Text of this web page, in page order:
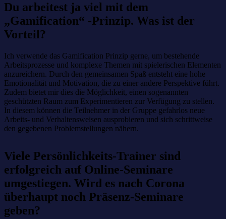
Du arbeitest ja viel mit dem
„Gamification“ -Prinzip. Was ist der
Vorteil?
Ich verwende das Gamification Prinzip gerne, um bestehende
Arbeitsprozesse und komplexe Themen mit spielerischen Elementen
anzureichern. Durch den gemeinsamen Spaß entsteht eine hohe
Emotionalität und Motivation, die zu einer andere Perspektive führt.
Zudem bietet mir dies die Möglichkeit, einen sogenannten
geschützten Raum zum Experimentieren zur Verfügung zu stellen.
In diesem können die Teilnehmer in der Gruppe gefahrlos neue
Arbeits- und Verhaltensweisen ausprobieren und sich schrittweise
den gegebenen Problemstellungen nähern.
Viele Persönlichkeits-Trainer sind
erfolgreich auf Online-Seminare
umgestiegen. Wird es nach Corona
überhaupt noch Präsenz-Seminare
geben?